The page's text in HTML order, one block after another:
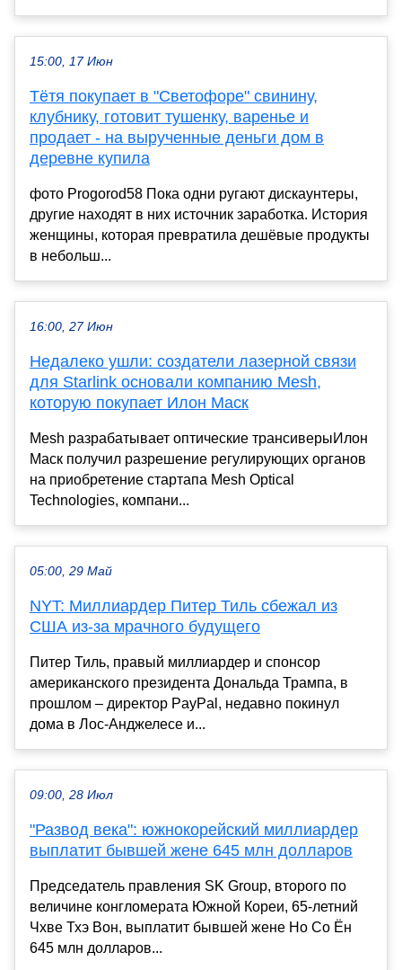
15:00, 17 Июн
Тётя покупает в "Светофоре" свинину,
клубнику, готовит тушенку, варенье и
продает - на вырученные деньги дом в
деревне купила
фото Progorod58 Пока одни ругают дискаунтеры,
другие находят в них источник заработка. История
женщины, которая превратила дешёвые продукты
в небольш...
16:00, 27 Июн
Недалеко ушли: создатели лазерной связи
для Starlink основали компанию Mesh,
которую покупает Илон Маск
Mesh разрабатывает оптические трансиверыИлон
Маск получил разрешение регулирующих органов
на приобретение стартапа Mesh Optical
Technologies, компани...
05:00, 29 Май
NYT: Миллиардер Питер Тиль сбежал из
США из-за мрачного будущего
Питер Тиль, правый миллиардер и спонсор
американского президента Дональда Трампа, в
прошлом – директор PayPal, недавно покинул
дома в Лос-Анджелесе и...
09:00, 28 Июл
"Развод века": южнокорейский миллиардер
выплатит бывшей жене 645 млн долларов
Председатель правления SK Group, второго по
величине конгломерата Южной Кореи, 65-летний
Чхве Тхэ Вон, выплатит бывшей жене Но Со Ён
645 млн долларов...